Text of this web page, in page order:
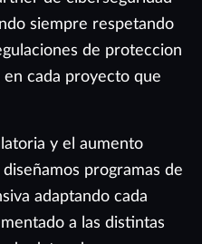
siempre respetando
de proteccion
cada proyecto que
y el aumento
programas de
adaptando cada
a las distintas